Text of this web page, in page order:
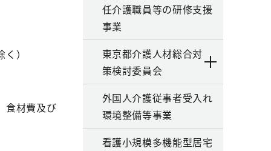
）
食材費及び
任介護職員等の研修支援
事業
東京都介護人材総合対
策検討委員会
外国人介護従事者受入れ
環境整備等事業
看護小規模多機能型居宅